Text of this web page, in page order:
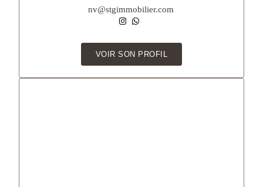
nv@stgimmobilier.com
VOIR SON PROFIL